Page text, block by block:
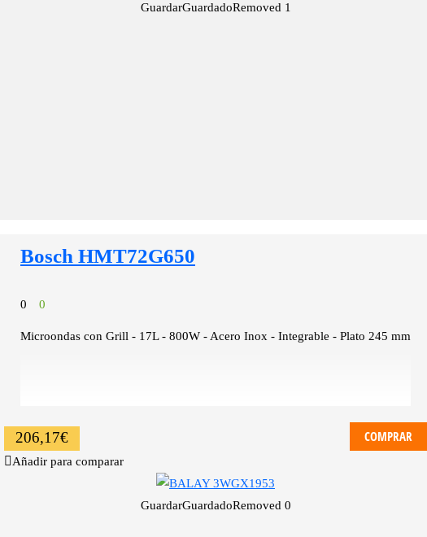
GuardarGuardadoRemoved 1
Bosch HMT72G650
0 0
Microondas con Grill - 17L - 800W - Acero Inox - Integrable - Plato 245 mm
206,17€ COMPRAR
Añadir para comparar
GuardarGuardadoRemoved 0